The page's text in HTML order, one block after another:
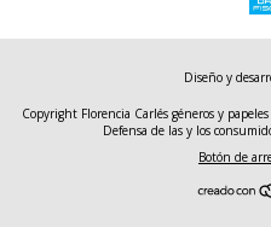
Diseño y
Copyright Florencia Carlés géneros y
Defensa de las y los
Botón de